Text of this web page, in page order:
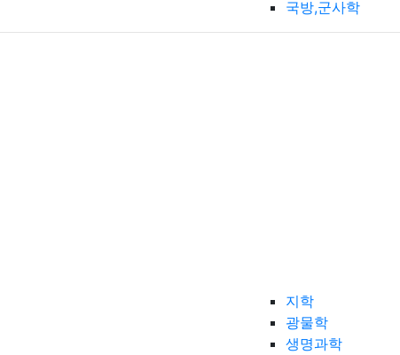
국방,군사학
지학
광물학
생명과학